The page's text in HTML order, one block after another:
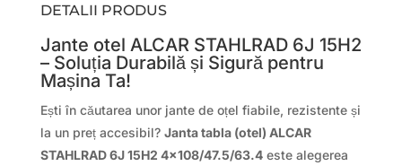
DETALII PRODUS
Jante otel ALCAR STAHLRAD 6J 15H2
– Soluția Durabilă și Sigură pentru
Mașina Ta!
Ești în căutarea unor jante de oțel fiabile, rezistente și
la un preț accesibil? Janta tabla (otel) ALCAR
STAHLRAD 6J 15H2 4×108/47.5/63.4este alegerea